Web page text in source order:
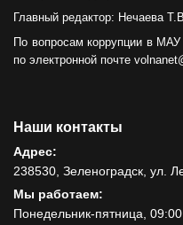
Главный редактор: Нечаева Т.В.
По вопросам коррупции в
по электронной почте
Наши контакты
Адрес:
238530, Зеленоградск, ул.
Мы работаем:
Понедельник-пятница,